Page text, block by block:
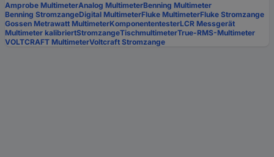
Amprobe MultimeterAnalog MultimeterBenning Multimeter
Benning StromzangeDigital MultimeterFluke MultimeterFluke Stromzange
Gossen Metrawatt MultimeterKomponententesterLCR Messgerät
Multimeter kalibriertStromzangeTischmultimeterTrue-RMS-Multimeter
VOLTCRAFT MultimeterVoltcraft Stromzange